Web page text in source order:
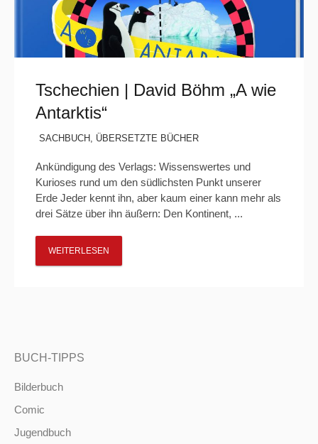
Tschechien | David Böhm „A wie
Antarktis“
SACHBUCH , ÜBERSETZTE BÜCHER
Ankündigung des Verlags: Wissenswertes und
Kurioses rund um den südlichsten Punkt unserer
Erde Jeder kennt ihn, aber kaum einer kann mehr als
drei Sätze über ihn äußern: Den Kontinent, ...
WEITERLESEN
BUCH-TIPPS
Bilderbuch
Comic
Jugendbuch